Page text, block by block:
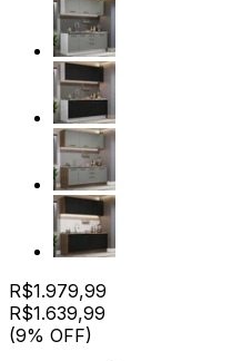
R$1.979,99
R$1.639,99
(9% OFF)